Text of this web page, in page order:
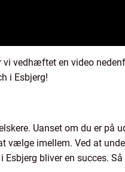
vedhæftet en video
i Esbjerg!
Uanset om du er på
vælge imellem. Ved at
bliver en succes.